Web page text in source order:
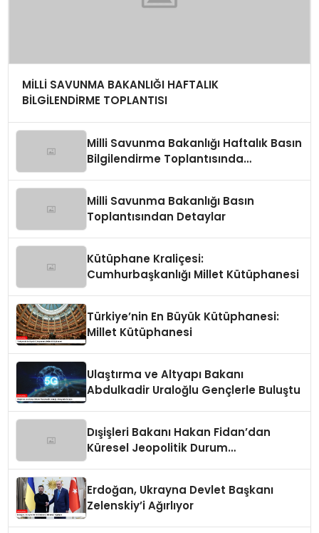
MİLLİ SAVUNMA BAKANLIĞI HAFTALIK
BİLGİLENDİRME TOPLANTISI
Milli Savunma Bakanlığı Haftalık Basın
Bilgilendirme Toplantısında
Milli Savunma Bakanlığı Basın
Toplantısından Detaylar
Kütüphane Kraliçesi:
Cumhurbaşkanlığı Millet Kütüphanesi
Türkiye’nin En Büyük Kütüphanesi:
Millet Kütüphanesi
Ulaştırma ve Altyapı Bakanı
Abdulkadir Uraloğlu Gençlerle Buluştu
Dışişleri Bakanı Hakan Fidan’dan
Küresel Jeopolitik Durum
Erdoğan, Ukrayna Devlet Başkanı
Zelenskiy’i Ağırlıyor